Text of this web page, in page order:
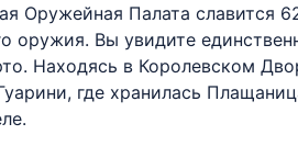
Оружейная Палата славится
оружия. Вы увидите
Находясь в Королевском
где хранилась